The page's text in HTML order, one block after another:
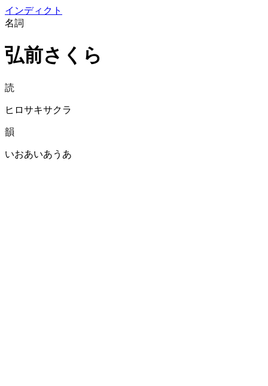
インディクト
名詞
弘前さくら
読
ヒロサキサクラ
韻
いおあいあうあ